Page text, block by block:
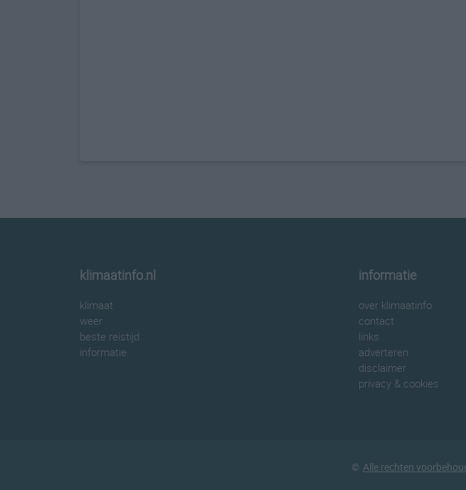
klimaatinfo.nl
klimaat
weer
beste reistijd
informatie
informatie
over klimaatinfo
contact
links
adverteren
disclaimer
privacy & cookies
© Alle rechten